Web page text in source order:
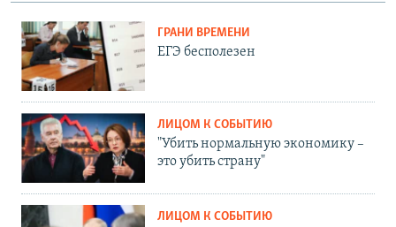
ГРАНИ ВРЕМЕНИ
ЕГЭ бесполезен
ЛИЦОМ К СОБЫТИЮ
"Убить нормальную экономику –
это убить страну"
ЛИЦОМ К СОБЫТИЮ